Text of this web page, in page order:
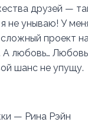
друзей —
не унываю! У
проект
А любовь…
шанс не упущу.
— Рина Рэйн